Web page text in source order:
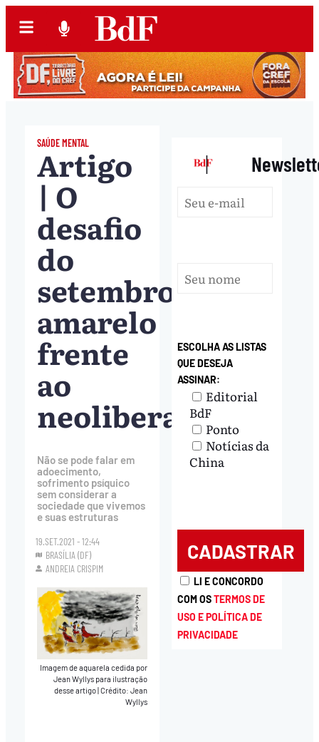
SAÚDE MENTAL
Artigo
| O
desafio
do
setembro
amarelo
frente
ao
neoliberalismo
Não se pode falar em
adoecimento,
sofrimento psíquico
sem considerar a
sociedade que vivemos
e suas estruturas
19.SET.2021 - 12:44
BRASÍLIA (DF)
ANDREIA CRISPIM
Imagem de aquarela cedida por
Jean Wyllys para ilustração
desse artigo Crédito: Jean
Wyllys
|
ESCOLHA AS LISTAS
QUE DESEJA
ASSINAR:
Editorial
BdF
Ponto
Notícias da
China
LI E CONCORDO
COM OSTERMOS DE
USO E POLÍTICA DE
PRIVACIDADE